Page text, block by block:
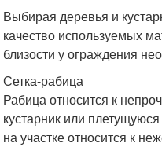
Выбирая деревья и
качество используемых
близости у ограждения
Сетка-рабица
Рабица относится к
кустарник или
на участке относится к